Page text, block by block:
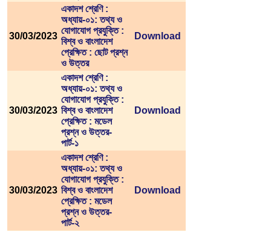
30/03/2023
একাদশ শ্রেণি :
অধ্যায়-০১: তথ্য ও
যোগাযোগ প্রযুক্তি :
বিশ্ব ও বাংলাদেশ
প্রেক্ষিত : ছোট প্রশ্ন
ও উত্তর
Download
30/03/2023
একাদশ শ্রেণি :
অধ্যায়-০১: তথ্য ও
যোগাযোগ প্রযুক্তি :
বিশ্ব ও বাংলাদেশ
প্রেক্ষিত : মডেল
প্রশ্ন ও উত্তর-
পার্ট-১
Download
30/03/2023
একাদশ শ্রেণি :
অধ্যায়-০১: তথ্য ও
যোগাযোগ প্রযুক্তি :
বিশ্ব ও বাংলাদেশ
প্রেক্ষিত : মডেল
প্রশ্ন ও উত্তর-
পার্ট-২
Download